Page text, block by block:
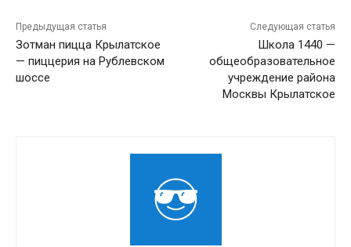
Предыдущая статья
Зотман пицца Крылатское
— пиццерия на Рублевском
шоссе
Следующая статья
Школа 1440 —
общеобразовательное
учреждение района
Москвы Крылатское